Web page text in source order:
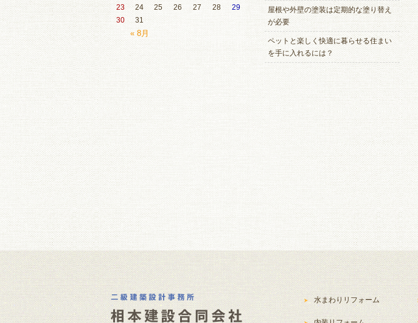
« 8月
23
24 25 26 27 28
29
30
31
屋根や外壁の塗装は定期的な塗り替え
が必要
ペットと楽しく快適に暮らせる住まい
を手に入れるには？
水まわりリフォーム